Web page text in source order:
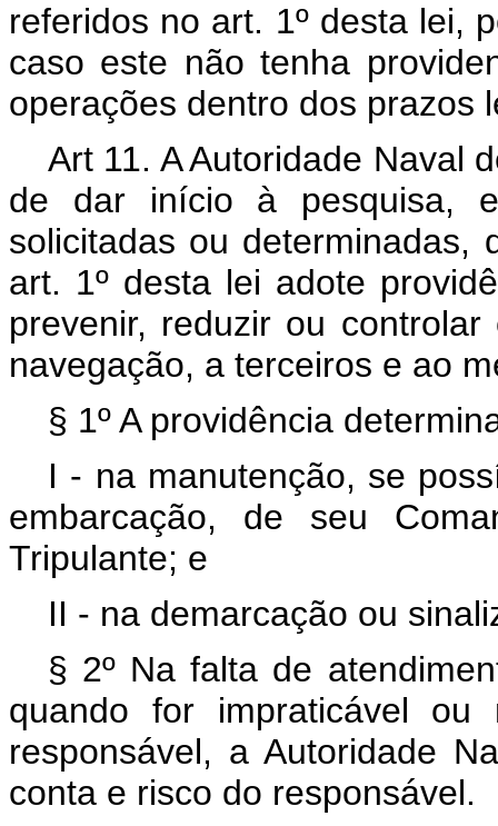
referidos no art. 1º desta lei,
caso este não tenha
operações dentro dos prazos
Art 11. A Autoridade Naval
de dar início à pesquisa,
solicitadas ou determinadas,
art. 1º desta lei adote
prevenir, reduzir ou
navegação, a terceiros e ao
§ 1º A providência
I - na manutenção, se
embarcação, de seu
Tripulante; e
II - na demarcação ou
§ 2º Na falta de
quando for impraticável
responsável, a Autoridade
conta e risco do responsável.